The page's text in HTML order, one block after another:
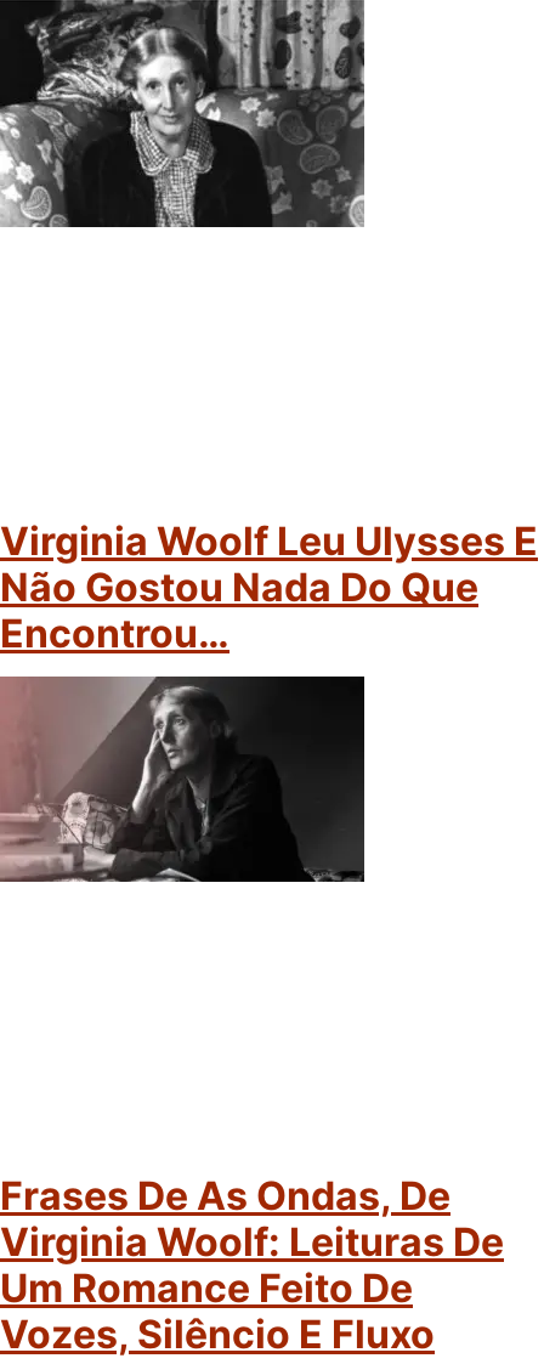
Virginia Woolf Leu Ulysses E
Não Gostou Nada Do Que
Encontrou…
Frases De As Ondas, De
Virginia Woolf: Leituras De
Um Romance Feito De
Vozes, Silêncio E Fluxo